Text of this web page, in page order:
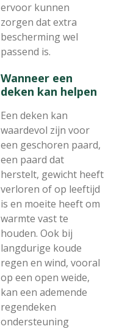
ervoor kunnen
zorgen dat extra
bescherming wel
passend is.
Wanneer een
deken kan helpen
Een deken kan
waardevol zijn voor
een geschoren paard,
een paard dat
herstelt, gewicht heeft
verloren of op leeftijd
is en moeite heeft om
warmte vast te
houden. Ook bij
langdurige koude
regen en wind, vooral
op een open weide,
kan een ademende
regendeken
ondersteuning